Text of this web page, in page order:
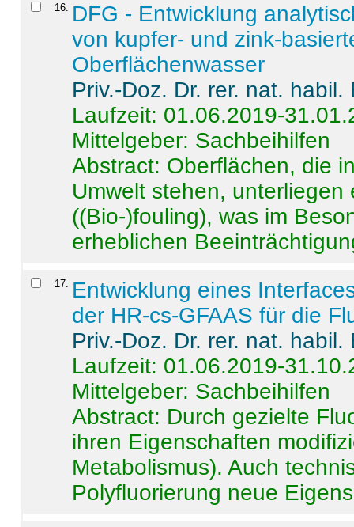
16
DFG - Entwicklung
von kupfer- und zink-
Oberflächenwasser
Priv.-Doz. Dr. rer. nat.
Laufzeit: 01.06.2019-
Mittelgeber: Sachbeihilfen
Abstract: Oberflächen, die
Umwelt stehen,
((Bio-)fouling), was im
erheblichen
17
Entwicklung eines
der HR-cs-GFAAS für die
Priv.-Doz. Dr. rer. nat.
Laufzeit: 01.06.2019-
Mittelgeber: Sachbeihilfen
Abstract: Durch gezielte
ihren Eigenschaften
Metabolismus). Auch
Polyfluorierung neue